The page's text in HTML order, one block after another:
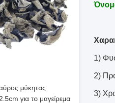
μύκητας
για το μαγείρεμα
1)
2)
3)